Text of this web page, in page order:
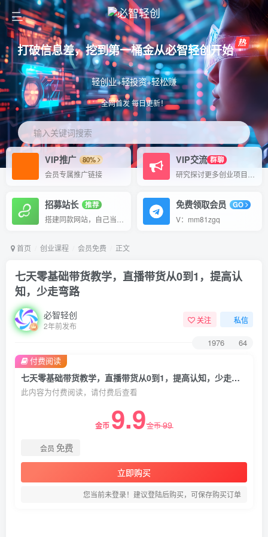
打破信息差，挖到第一桶金从必智轻创开始
轻创业+轻投资+轻松赚
全网首发 每日更新！
输入关键词搜索
VIP推广
80%
会员专属推广链接
VIP交流 群聊
招募站长
推荐
免费领取会员
GO
V：mm81zgq
首页 创业课程 会员免费 正文
七天零基础带货教学，直播带货从0到1，提高认
知，少走弯路
必智轻创
2年前发布
关注 私信
1976 64
七天零基础带货教学，直播带货从0到1，提高认知，少走弯路
此内容为付费阅读，请付费后查看
金币 9.9金币99
会员 免费
立即购买
您当前未登录！建议登陆后购买，可保存购买订单
付费阅读